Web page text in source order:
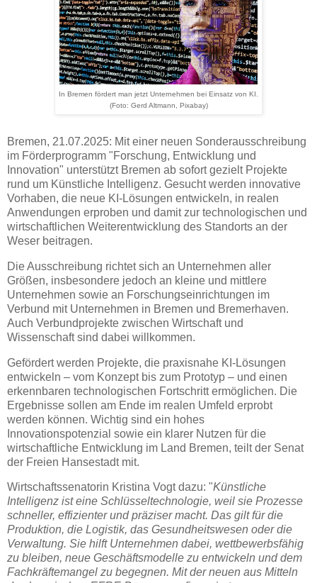
In Bremen fördert man jetzt Unternehmen bei Einsatz von KI.
(Foto: Gerd Altmann, Pixabay)
Bremen, 21.07.2025: Mit einer neuen Sonderausschreibung
im Förderprogramm "Forschung, Entwicklung und
Innovation" unterstützt Bremen ab sofort gezielt Projekte
rund um Künstliche Intelligenz. Gesucht werden innovative
Vorhaben, die neue KI-Lösungen entwickeln, in realen
Anwendungen erproben und damit zur technologischen und
wirtschaftlichen Weiterentwicklung des Standorts an der
Weser beitragen.
Die Ausschreibung richtet sich an Unternehmen aller
Größen, insbesondere jedoch an kleine und mittlere
Unternehmen sowie an Forschungseinrichtungen im
Verbund mit Unternehmen in Bremen und Bremerhaven.
Auch Verbundprojekte zwischen Wirtschaft und
Wissenschaft sind dabei willkommen.
Gefördert werden Projekte, die praxisnahe KI-Lösungen
entwickeln – vom Konzept bis zum Prototyp – und einen
erkennbaren technologischen Fortschritt ermöglichen. Die
Ergebnisse sollen am Ende im realen Umfeld erprobt
werden können. Wichtig sind ein hohes
Innovationspotenzial sowie ein klarer Nutzen für die
wirtschaftliche Entwicklung im Land Bremen, teilt der Senat
der Freien Hansestadt mit.
Wirtschaftssenatorin Kristina Vogt dazu: "Künstliche
Intelligenz ist eine Schlüsseltechnologie, weil sie Prozesse
schneller, effizienter und präziser macht. Das gilt für die
Produktion, die Logistik, das Gesundheitswesen oder die
Verwaltung. Sie hilft Unternehmen dabei, wettbewerbsfähig
zu bleiben, neue Geschäftsmodelle zu entwickeln und dem
Fachkräftemangel zu begegnen. Mit der neuen aus Mitteln